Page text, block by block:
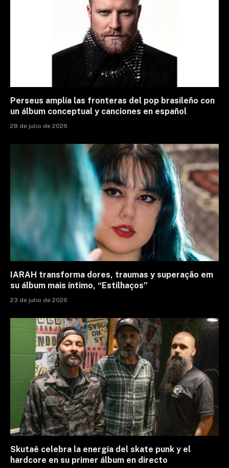
Perseus amplía las fronteras del pop brasileño con
un álbum conceptual y canciones en español
28 de julio de 2026
IARAH transforma dores, traumas y superação em
su álbum mais íntimo, “Estilhaços”
23 de julio de 2026
Skutaê celebra la energía del skate punk y el
hardcore en su primer álbum en directo